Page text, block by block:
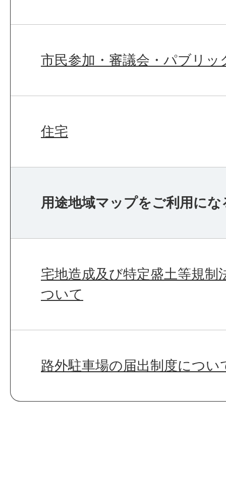
市民参加・審議会・パブリッ
住宅
用途地域マップをご利用にな
宅地造成及び特定盛土等規制
ついて
路外駐車場の届出制度につい